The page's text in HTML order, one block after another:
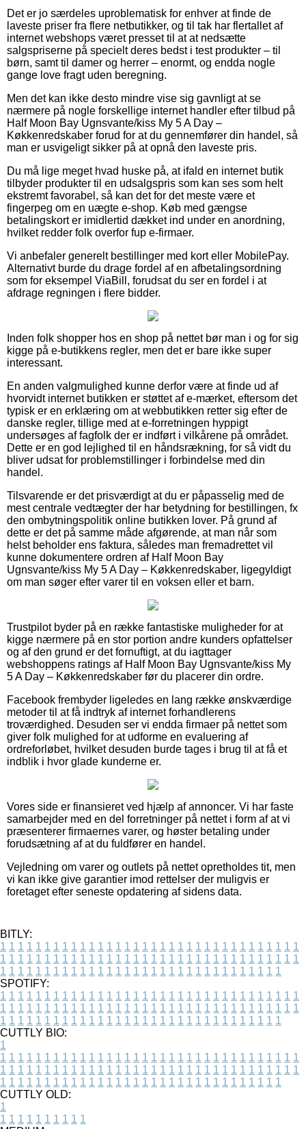
Det er jo særdeles uproblematisk for enhver at finde de
laveste priser fra flere netbutikker, og til tak har flertallet af
internet webshops været presset til at at nedsætte
salgspriserne på specielt deres bedst i test produkter – til
børn, samt til damer og herrer – enormt, og endda nogle
gange love fragt uden beregning.
Men det kan ikke desto mindre vise sig gavnligt at se
nærmere på nogle forskellige internet handler efter tilbud på
Half Moon Bay Ugnsvante/kiss My 5 A Day –
Køkkenredskaber forud for at du gennemfører din handel, så
man er usvigeligt sikker på at opnå den laveste pris.
Du må lige meget hvad huske på, at ifald en internet butik
tilbyder produkter til en udsalgspris som kan ses som helt
ekstremt favorabel, så kan det for det meste være et
fingerpeg om en uægte e-shop. Køb med gængse
betalingskort er imidlertid dækket ind under en anordning,
hvilket redder folk overfor fup e-firmaer.
Vi anbefaler generelt bestillinger med kort eller MobilePay.
Alternativt burde du drage fordel af en afbetalingsordning
som for eksempel ViaBill, forudsat du ser en fordel i at
afdrage regningen i flere bidder.
Inden folk shopper hos en shop på nettet bør man i og for sig
kigge på e-butikkens regler, men det er bare ikke super
interessant.
En anden valgmulighed kunne derfor være at finde ud af
hvorvidt internet butikken er støttet af e-mærket, eftersom det
typisk er en erklæring om at webbutikken retter sig efter de
danske regler, tillige med at e-forretningen hyppigt
undersøges af fagfolk der er indført i vilkårene på området.
Dette er en god lejlighed til en håndsrækning, for så vidt du
bliver udsat for problemstillinger i forbindelse med din
handel.
Tilsvarende er det prisværdigt at du er påpasselig med de
mest centrale vedtægter der har betydning for bestillingen, fx
den ombytningspolitik online butikken lover. På grund af
dette er det på samme måde afgørende, at man når som
helst beholder ens faktura, således man fremadrettet vil
kunne dokumentere ordren af Half Moon Bay
Ugnsvante/kiss My 5 A Day – Køkkenredskaber, ligegyldigt
om man søger efter varer til en voksen eller et barn.
Trustpilot byder på en række fantastiske muligheder for at
kigge nærmere på en stor portion andre kunders opfattelser
og af den grund er det fornuftigt, at du iagttager
webshoppens ratings af Half Moon Bay Ugnsvante/kiss My
5 A Day – Køkkenredskaber før du placerer din ordre.
Facebook frembyder ligeledes en lang række ønskværdige
metoder til at få indtryk af internet forhandlerens
troværdighed. Desuden ser vi endda firmaer på nettet som
giver folk mulighed for at udforme en evaluering af
ordreforløbet, hvilket desuden burde tages i brug til at få et
indblik i hvor glade kunderne er.
Vores side er finansieret ved hjælp af annoncer. Vi har faste
samarbejder med en del forretninger på nettet i form af at vi
præsenterer firmaernes varer, og høster betaling under
forudsætning af at du fuldfører en handel.
Vejledning om varer og outlets på nettet opretholdes tit, men
vi kan ikke give garantier imod rettelser der muligvis er
foretaget efter seneste opdatering af sidens data.
BITLY:
1 1 1 1 1 1 1 1 1 1 1 1 1 1 1 1 1 1 1 1 1 1 1 1 1 1 1 1 1 1 1 1 1 1
1 1 1 1 1 1 1 1 1 1 1 1 1 1 1 1 1 1 1 1 1 1 1 1 1 1 1 1 1 1 1 1 1 1
1 1 1 1 1 1 1 1 1 1 1 1 1 1 1 1 1 1 1 1 1 1 1 1 1 1 1 1 1 1 1 1
SPOTIFY:
1 1 1 1 1 1 1 1 1 1 1 1 1 1 1 1 1 1 1 1 1 1 1 1 1 1 1 1 1 1 1 1 1 1
1 1 1 1 1 1 1 1 1 1 1 1 1 1 1 1 1 1 1 1 1 1 1 1 1 1 1 1 1 1 1 1 1 1
1 1 1 1 1 1 1 1 1 1 1 1 1 1 1 1 1 1 1 1 1 1 1 1 1 1 1 1 1 1 1 1
CUTTLY BIO:
1
1 1 1 1 1 1 1 1 1 1 1 1 1 1 1 1 1 1 1 1 1 1 1 1 1 1 1 1 1 1 1 1 1 1
1 1 1 1 1 1 1 1 1 1 1 1 1 1 1 1 1 1 1 1 1 1 1 1 1 1 1 1 1 1 1 1 1 1
1 1 1 1 1 1 1 1 1 1 1 1 1 1 1 1 1 1 1 1 1 1 1 1 1 1 1 1 1 1 1 1
CUTTLY OLD:
1
1 1 1 1 1 1 1 1 1 1